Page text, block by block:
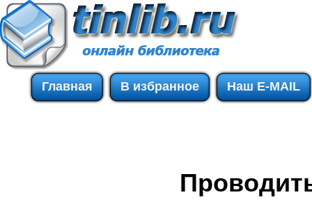
Главная В избранное Наш E-MAIL